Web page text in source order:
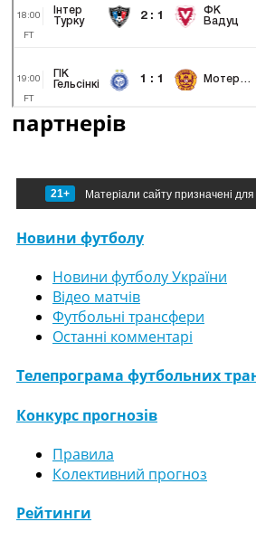
партнерів
21+ Матеріали сайту призначені
Новини футболу
Новини футболу України
Відео матчів
Футбольні трансфери
Останні комментарі
Телепрограма футбольних
Конкурс прогнозів
Правила
Колективний прогноз
Рейтинги